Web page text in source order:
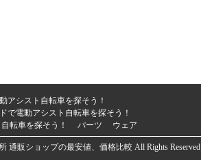
アシスト自転車を探そう！
で電動アシスト自転車を探そう！
転車を探そう！
パーツ ウェア
通販ショップの最安値、価格比較 All Rights Reserved.